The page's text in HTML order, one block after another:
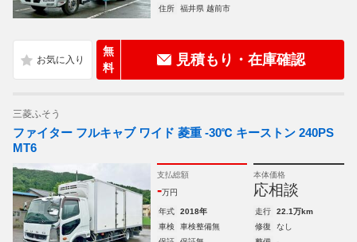
住所
福井県 越前市
無
料
見積もり・在庫確認
三菱ふそう
ファイター フルキャブ ワイド 菱重 -30℃ キーストン 240PS
MT6
支払総額
-万円
本体価格
応相談
年式 2018年 走行
22.1万km
車検
車検整備無 修復
なし